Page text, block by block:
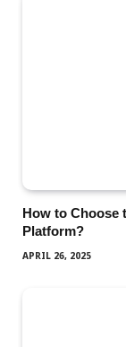
How to Choose
Platform?
APRIL 26, 2025